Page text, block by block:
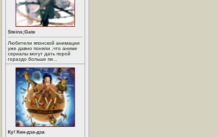
Steins;Gate
Любители японской анимации
уже давно поняли ,что аниме
сериалы могут дать порой
гораздо больше пи...
Ку! Кин-дза-дза